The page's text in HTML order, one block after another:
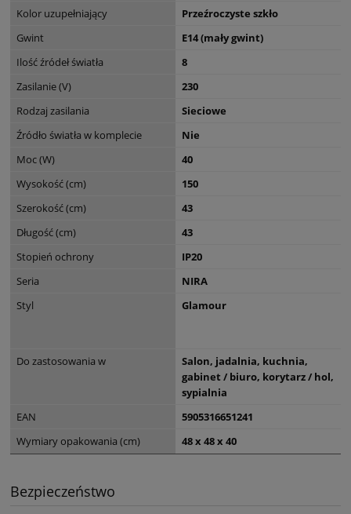
Kolor uzupełniający
Przeźroczyste szkło
Gwint
E14 (mały gwint)
Ilość źródeł światła
8
Zasilanie (V)
230
Rodzaj zasilania
Sieciowe
Źródło światła w komplecie
Nie
Moc (W)
40
Wysokość (cm)
150
Szerokość (cm)
43
Długość (cm)
43
Stopień ochrony
IP20
Seria
NIRA
Styl
Glamour
Do zastosowania w
Salon, jadalnia, kuchnia,
gabinet / biuro, korytarz / hol,
sypialnia
EAN
5905316651241
Wymiary opakowania (cm)
48 x 48 x 40
Bezpieczeństwo